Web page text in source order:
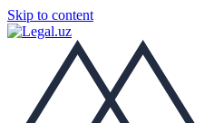
Skip to content